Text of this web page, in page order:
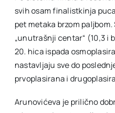
svih osam finalistkinja
pet metaka brzom paljbom.
„unutrašnji centar“ (10,3 i
20. hica ispada
nastavljaju sve do
prvoplasirana i
Arunovićeva je prilično